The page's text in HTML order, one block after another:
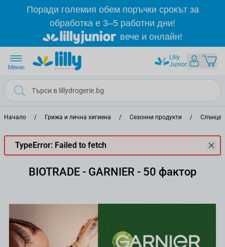
Прескачане към съдържанието
Поради големия обем поръчки срокът за
обработка е 3–5 работни дни!
вече и онлайн!
Lilly
Junior
Меню
Начало / Грижа и лична хигиена / Сезонни продукти /
TypeError: Failed to fetch
BIOTRADE - GARNIER - 50 фактор